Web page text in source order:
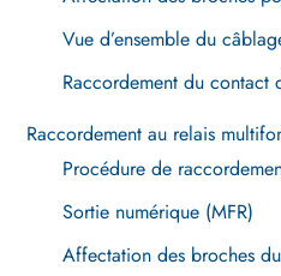
Vue d’ensemble du
Raccordement du contact
Raccordement au relais
Procédure de
Sortie numérique (MFR)
Affectation des broches